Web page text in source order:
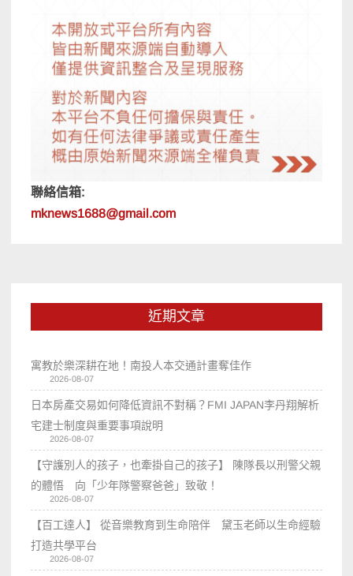
聯絡信箱:
mknews1688@gmail.com
近期文章
寓教於樂深耕在地！南投人本交通計畫奪佳作
2026-08-07
日本房產交易如何降低資訊不對稱？FMI JAPAN李丹翔解析
宅建士制度與重要事項說明
2026-08-07
【守護別人的孩子，也牽掛自己的孩子】 陳隊長以刑警父親
的體悟 向「少年隊警察爸爸」致敬！
2026-08-07
【百工達人】 從音樂教育到生命陪伴 黛玉老師以生命經驗
打造共學平台
2026-08-07